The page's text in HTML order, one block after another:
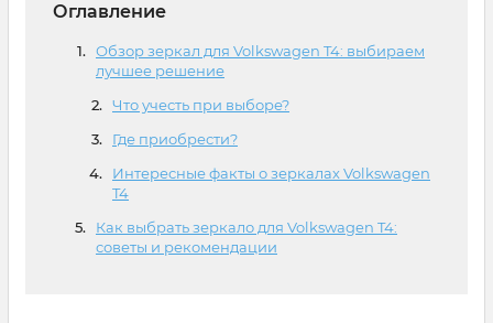
Оглавление
Обзор зеркал для Volkswagen T4: выбираем
лучшее решение
Что учесть при выборе?
Где приобрести?
Интересные факты о зеркалах Volkswagen
T4
Как выбрать зеркало для Volkswagen T4:
советы и рекомендации